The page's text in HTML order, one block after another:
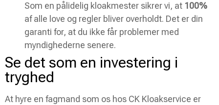
Som en pålidelig kloakmester sikrer vi, at 100%
af alle love og regler bliver overholdt. Det er din
garanti for, at du ikke får problemer med
myndighederne senere.
Se det som en investering i
tryghed
At hyre en fagmand som os hos CK Kloakservice er